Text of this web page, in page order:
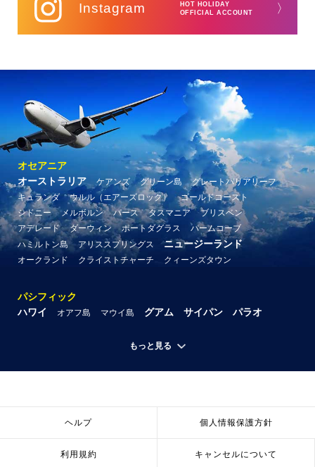
Instagram
HOT HOLIDAY
OFFICIAL ACCOUNT
〉
オセアニア
オーストラリア
ケアンズ グリーン島
グレートバリアリーフ
キュランダ
ウルル（エアーズロック）
ゴールドコースト
シドニー
メルボルン パース タスマニア
ブリスベン
アデレード
ダーウィン ポートダグラス
パームコーブ
ハミルトン島
アリススプリングス ニュージーランド
オークランド クライストチャーチ クィーンズタウン
パシフィック
ハワイ
オアフ島 マウイ島 グアム サイパン パラオ
もっと見る
ヘルプ 個人情報保護方針
利用規約 キャンセルについて